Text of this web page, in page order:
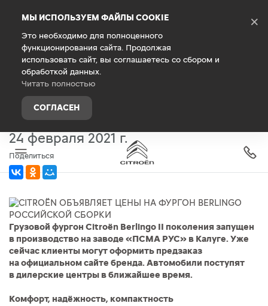
МЫ ИСПОЛЬЗУЕМ ФАЙЛЫ COOKIE
Это необходимо для полноценного
функционирования сайта. Продолжая
использовать сайт, вы соглашаетесь со сбором и
обработкой данных.
Читать полностью
СОГЛАСЕН
×
Главная О компании Новости
CITROЁN ОБЪЯВЛЯЕТ ЦЕНЫ НА
ФУРГОН BERLINGO РОССИЙСКОЙ
СБОРКИ
24 февраля 2021 г.
Поделиться
Грузовой фургон Citroёn Berlingo II поколения запущен
в производство на заводе «ПСМА РУС» в Калуге. Уже
сейчас клиенты могут оформить предзаказ
на официальном сайте бренда. Автомобили поступят
в дилерские центры в ближайшее время.
Комфорт, надёжность, компактность